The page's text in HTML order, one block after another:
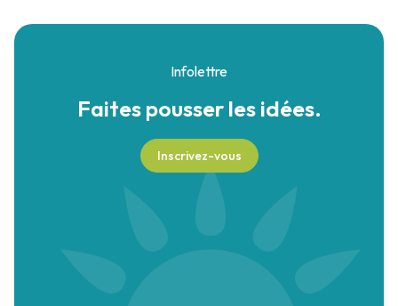
Infolettre
Faites pousserles idées.
Inscrivez-vous